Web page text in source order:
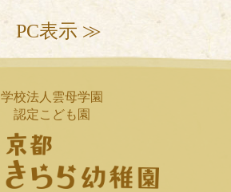
PC表示 ≫
学校法人雲母学園
認定こども園